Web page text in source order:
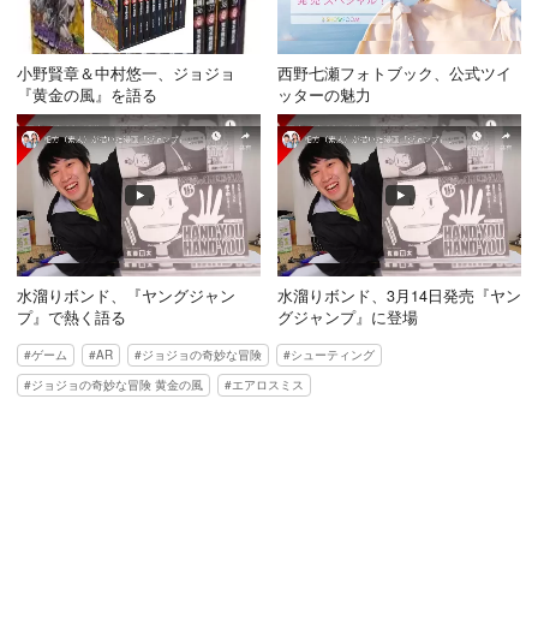
小野賢章＆中村悠一、ジョジョ
『黄金の風』を語る
西野七瀬フォトブック、公式ツイ
ッターの魅力
水溜りボンド、『ヤングジャン
プ』で熱く語る
水溜りボンド、3月14日発売『ヤン
グジャンプ』に登場
ゲーム AR ジョジョの奇妙な冒険
シューティング
ジョジョの奇妙な冒険 黄金の風
エアロスミス